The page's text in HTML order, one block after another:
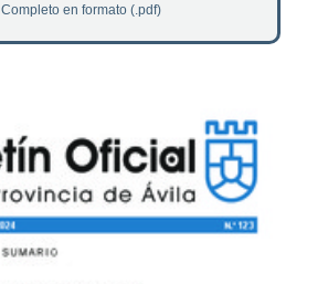
Completo en formato (.pdf)